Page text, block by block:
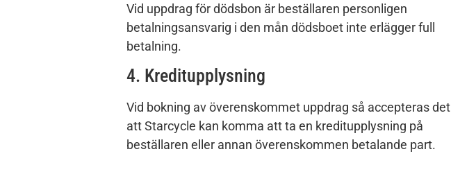
Vid uppdrag för dödsbon är beställaren personligen
betalningsansvarig i den mån dödsboet inte erlägger full
betalning.
4. Kreditupplysning
Vid bokning av överenskommet uppdrag så accepteras det
att Starcycle kan komma att ta en kreditupplysning på
beställaren eller annan överenskommen betalande part.